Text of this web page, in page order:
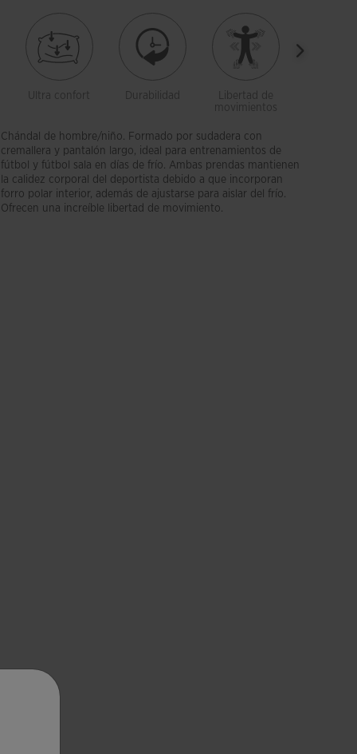
Ultra confort Durabilidad
Libertad de
movimientos
Chándal de hombre/niño. Formado por sudadera con
cremallera y pantalón largo, ideal para entrenamientos de
fútbol y fútbol sala en días de frío. Ambas prendas mantienen
la calidez corporal del deportista debido a que incorporan
forro polar interior, además de ajustarse para aislar del frío.
Ofrecen una increíble libertad de movimiento.